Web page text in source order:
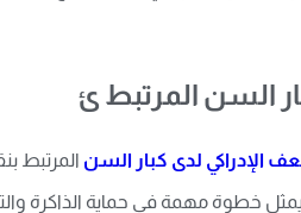
السن المرتبط ئ
الإدراكي لدى كبار السن المرتبط
خطوة مهمة في حماية الذاكرة